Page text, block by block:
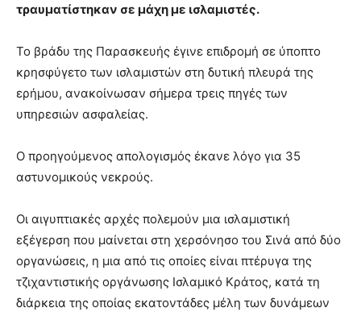
τραυματίστηκαν σε μάχη με ισλαμιστές.
Το βράδυ της Παρασκευής έγινε επιδρομή σε ύποπτο
κρησφύγετο των ισλαμιστών στη δυτική πλευρά της
ερήμου, ανακοίνωσαν σήμερα τρεις πηγές των
υπηρεσιών ασφαλείας.
Ο προηγούμενος απολογισμός έκανε λόγο για 35
αστυνομικούς νεκρούς.
Οι αιγυπτιακές αρχές πολεμούν μια ισλαμιστική
εξέγερση που μαίνεται στη χερσόνησο του Σινά από δύο
οργανώσεις, η μια από τις οποίες είναι πτέρυγα της
τζιχαντιστικής οργάνωσης Ισλαμικό Κράτος, κατά τη
διάρκεια της οποίας εκατοντάδες μέλη των δυνάμεων